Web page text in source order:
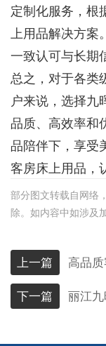
定制化服务，根
上用品解决方
一致认可与长期
总之，对于各类
户来说，选择九
品质、高效率和
品陪伴下，享受
客房床上用品，
部分图文转载自网络
除。如内容中如涉及
上一篇
高品
下一篇